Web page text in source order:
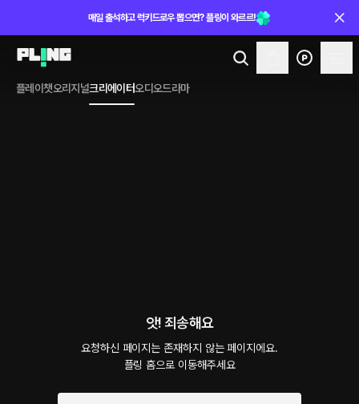
매일 출석하고 럭키드로우 뽑으면? 플링이 와르르!
플레이챗오리지널크리에이터오디오드라마
앗! 죄송해요
요청하신 페이지는 존재하지 않는 페이지에요.
플링 홈으로 이동해주세요